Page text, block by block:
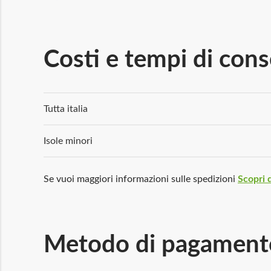
Costi e tempi di
Tutta italia
Isole minori
Se vuoi maggiori informazioni sulle spedizioni Scopri
Metodo di